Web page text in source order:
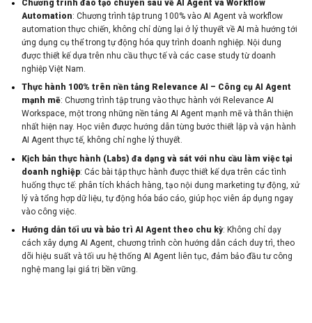
Chương trình đào tạo chuyên sâu về AI Agent và Workflow
Automation: Chương trình tập trung 100% vào AI Agent và workflow
automation thực chiến, không chỉ dừng lại ở lý thuyết về AI mà hướng tới
ứng dụng cụ thể trong tự động hóa quy trình doanh nghiệp. Nội dung
được thiết kế dựa trên nhu cầu thực tế và các case study từ doanh
nghiệp Việt Nam.
Thực hành 100% trên nền tảng Relevance AI – Công cụ AI Agent
mạnh mẽ: Chương trình tập trung vào thực hành với Relevance AI
Workspace, một trong những nền tảng AI Agent mạnh mẽ và thân thiện
nhất hiện nay. Học viên được hướng dẫn từng bước thiết lập và vận hành
AI Agent thực tế, không chỉ nghe lý thuyết.
Kịch bản thực hành (Labs) đa dạng và sát với nhu cầu làm việc tại
doanh nghiệp: Các bài tập thực hành được thiết kế dựa trên các tình
huống thực tế: phân tích khách hàng, tạo nội dung marketing tự động, xử
lý và tổng hợp dữ liệu, tự động hóa báo cáo, giúp học viên áp dụng ngay
vào công việc.
Hướng dẫn tối ưu và bảo trì AI Agent theo chu kỳ: Không chỉ dạy
cách xây dựng AI Agent, chương trình còn hướng dẫn cách duy trì, theo
dõi hiệu suất và tối ưu hệ thống AI Agent liên tục, đảm bảo đầu tư công
nghệ mang lại giá trị bền vững.